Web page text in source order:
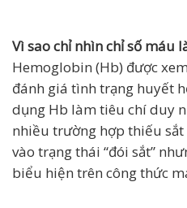
Vì sao chỉ nhìn chỉ số máu
Hemoglobin (Hb) được
đánh giá tình trạng huyết
dụng Hb làm tiêu chí duy
nhiều trường hợp thiếu
vào trạng thái “đói sắt”
biểu hiện trên công thức